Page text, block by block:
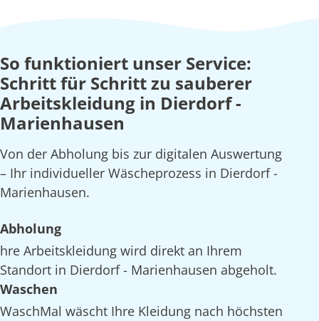
So funktioniert unser Service:
Schritt für Schritt zu sauberer
Arbeitskleidung in Dierdorf -
Marienhausen
Von der Abholung bis zur digitalen Auswertung
– Ihr individueller Wäscheprozess in Dierdorf -
Marienhausen.
Abholung
hre Arbeitskleidung wird direkt an Ihrem
Standort in Dierdorf - Marienhausen abgeholt.
Waschen
WaschMal wäscht Ihre Kleidung nach höchsten